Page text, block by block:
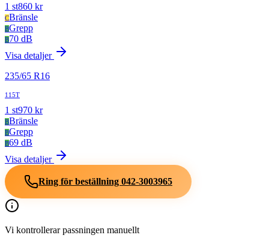
1 st860 kr
CBränsle
BGrepp
B70 dB
Visa detaljer
235/65 R16
115T
1 st970 kr
BBränsle
BGrepp
B69 dB
Visa detaljer
Ring för beställning 042-3003965
Vi kontrollerar passningen manuellt